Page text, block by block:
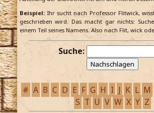
Jetzt Fanclub-Mitglied
Beispiel:Ihr sucht nach Professor Flitwick,
geschrieben wird. Das macht gar nichts:
einem Teil seines Namens. Also nach Flit, wick
Suche:
# A B C D E F G H I J K L M
S T U V W X Y Z